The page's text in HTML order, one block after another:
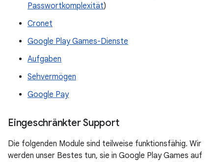
Passwortkomplexität)
Cronet
Google Play Games-Dienste
Aufgaben
Sehvermögen
Google Pay
Eingeschränkter Support
Die folgenden Module sind teilweise funktionsfähig. Wir
werden unser Bestes tun, sie in Google Play Games auf